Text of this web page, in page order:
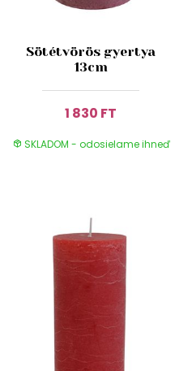
Sötétvörös gyertya
13cm
1 830 FT
SKLADOM - odosielame ihneď